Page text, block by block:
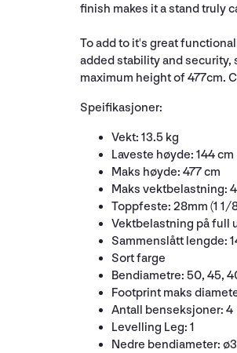
finish makes it a stand truly
To add to it's great
added stability and security,
maximum height of 477cm.
Speifikasjoner:
Vekt: 13.5 kg
Laveste høyde: 144 cm
Maks høyde: 477 cm
Maks vektbelastning:
Toppfeste: 28mm (1
Vektbelastning på full
Sammenslått lengde:
Sort farge
Bendiametre: 50, 45,
Footprint maks
Antall benseksjoner: 4
Levelling Leg: 1
Nedre bendiameter: